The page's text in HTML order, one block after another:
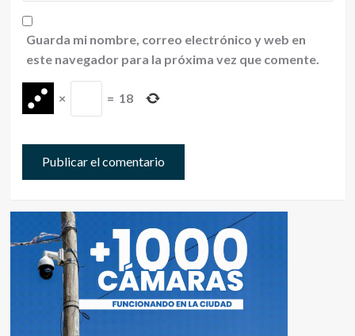
Guarda mi nombre, correo electrónico y web en
este navegador para la próxima vez que comente.
× = 18